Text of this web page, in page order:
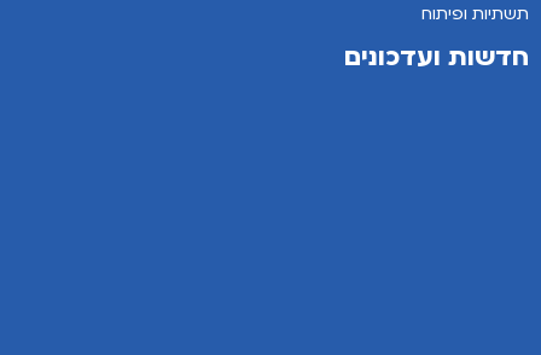
תשתיות ופיתוח
חדשות ועדכונים